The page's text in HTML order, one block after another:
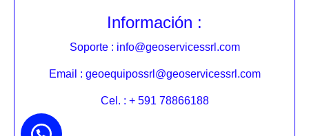
Información :
Soporte : info@geoservicessrl.com
Email : geoequipossrl@geoservicessrl.com
Cel. : + 591 78866188